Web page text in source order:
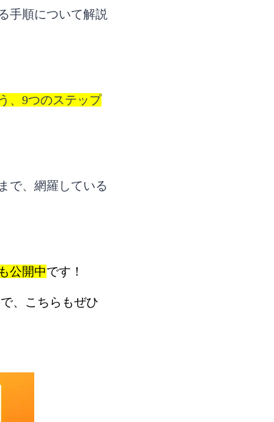
手順について解説
、9つのステップ
で、網羅している
公開中です！
、こちらもぜひ